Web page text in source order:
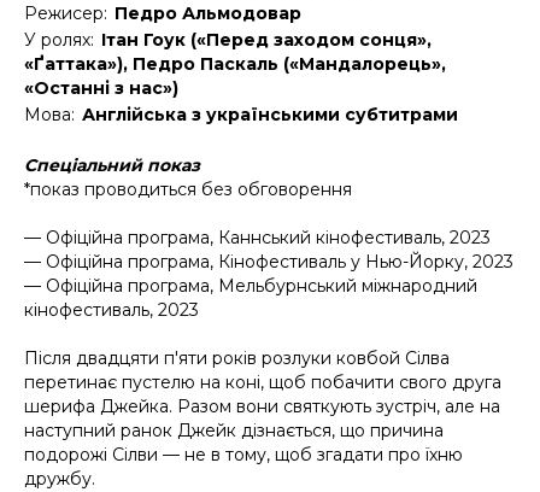
Режисер: Педро Альмодовар
У ролях: Ітан Гоук («Перед заходом сонця»,
«Ґаттака»), Педро Паскаль («Мандалорець»,
«Останні з нас»)
Мова: Англійська з українськими субтитрами
Спеціальний показ
*показ проводиться без обговорення
— Офіційна програма, Каннський кінофестиваль, 2023
— Офіційна програма, Кінофестиваль у Нью-Йорку, 2023
— Офіційна програма, Мельбурнський міжнародний
кінофестиваль, 2023
Після двадцяти п'яти років розлуки ковбой Сілва
перетинає пустелю на коні, щоб побачити свого друга
шерифа Джейка. Разом вони святкують зустріч, але на
наступний ранок Джейк дізнається, що причина
подорожі Сілви — не в тому, щоб згадати про їхню
дружбу.